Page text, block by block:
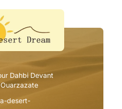
Dahbi Devant
desert-